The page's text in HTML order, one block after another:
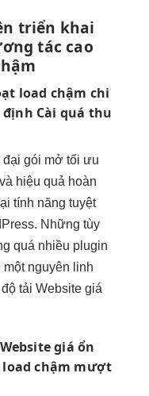
triển khai
tác cao
load chậm chi
định Cài quá thu
đại gói mở tối ưu
hiệu quả hoàn
tính năng tuyệt
Những tùy
quá nhiều plugin
một nguyên linh
tải Website giá
Website giáổn
load chậm mượt